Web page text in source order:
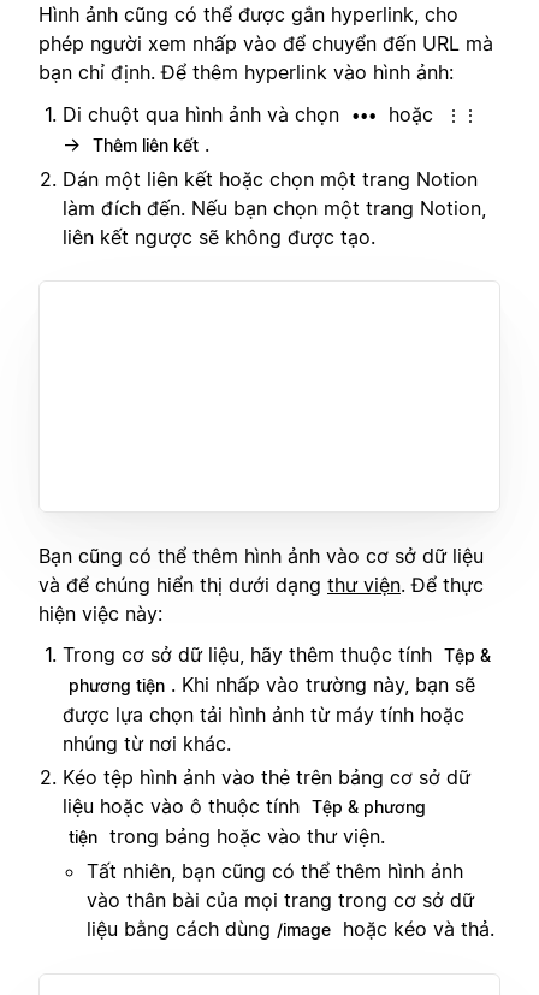
Hình ảnh cũng có thể được gắn hyperlink, cho
phép người xem nhấp vào để chuyển đến URL mà
bạn chỉ định. Để thêm hyperlink vào hình ảnh:
Di chuột qua hình ảnh và chọn
••• hoặc ⋮⋮
→ Thêm liên kết .
Dán một liên kết hoặc chọn một trang Notion
làm đích đến. Nếu bạn chọn một trang Notion,
liên kết ngược sẽ không được tạo.
Bạn cũng có thể thêm hình ảnh vào cơ sở dữ liệu
và để chúng hiển thị dưới dạng thư viện. Để thực
hiện việc này:
Trong cơ sở dữ liệu, hãy thêm thuộc tính Tệp &
phương tiện . Khi nhấp vào trường này, bạn sẽ
được lựa chọn tải hình ảnh từ máy tính hoặc
nhúng từ nơi khác.
Kéo tệp hình ảnh vào thẻ trên bảng cơ sở dữ
liệu hoặc vào ô thuộc tính Tệp & phương
tiện trong bảng hoặc vào thư viện.
Tất nhiên, bạn cũng có thể thêm hình ảnh
vào thân bài của mọi trang trong cơ sở dữ
liệu bằng cách dùng /image hoặc kéo và thả.